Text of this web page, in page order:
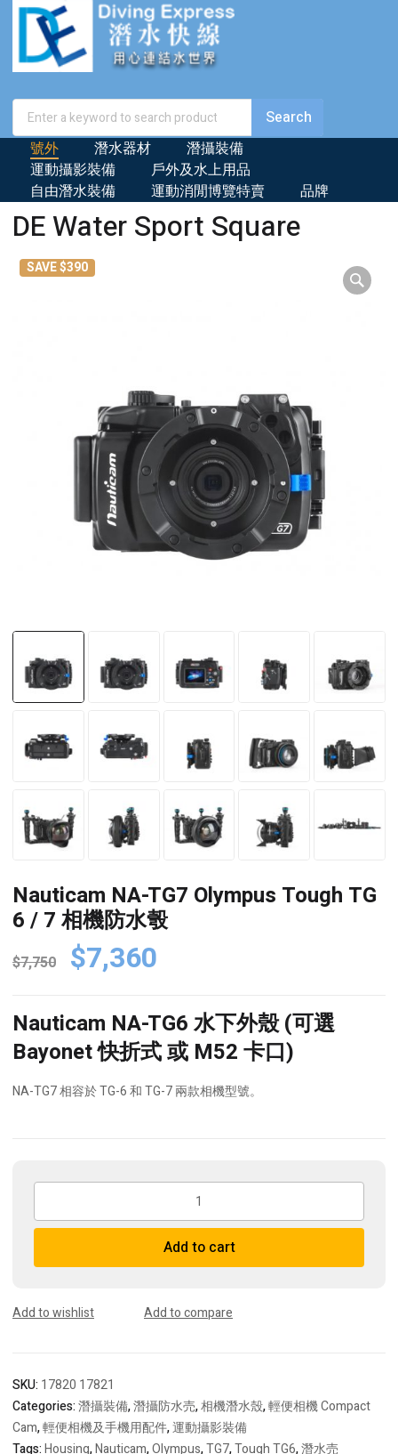
號外 潛水器材
潛攝裝備
運動攝影裝備
戶外及水上用品
自由潛水裝備
運動消閒博覽特賣 品牌
DE Water Sport Square
SAVE $390
Nauticam NA-TG7 Olympus Tough TG
6 / 7 相機防水彀
$7,750 Original
price
was:
$7,750.
$7,360
is:
$7,360.
Nauticam NA-TG6 水下外殼 (可選
Bayonet 快折式 或 M52 卡口)
NA-TG7 相容於 TG-6 和 TG-7 兩款相機型號。
Nauticam
TG7
Tough
6
機
防
水
彀
Add to cart
Add to wishlist Add to compare
SKU: 17820 17821
Categories:潛攝裝備,潛攝防水売,相機潛水殼,輕便相機 Compact
Cam,輕便相機及手機用配件,運動攝影裝備
Tags:Housing,Nauticam,Olympus,TG7,Tough TG6,潛水売